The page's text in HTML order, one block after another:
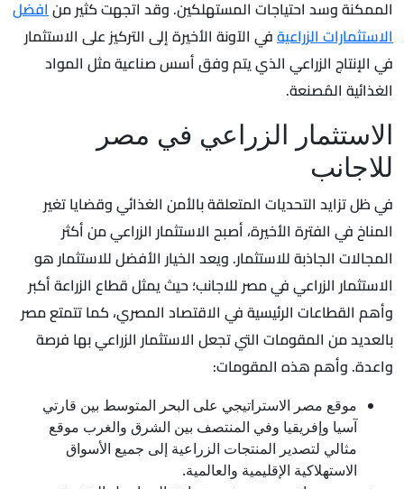
الممكنة وسد احتياجات المستهلكين. وقد اتجهت كثير منافضل
الاستثمارات الزراعيةفي الآونة الأخيرة إلى التركيز على الاستثمار
في الإنتاج الزراعي الذي يتم وفق أسس صناعية مثل المواد
الغذائية المُصنعة.
الاستثمار الزراعي في مصر
للاجانب
في ظل تزايد التحديات المتعلقة بالأمن الغذائي وقضايا تغير
المناخ في الفترة الأخيرة، أصبح الاستثمار الزراعي من أكثر
المجالات الجاذبة للاستثمار. ويعد الخيار الأفضل للاستثمار هو
الاستثمار الزراعي في مصر للاجانب؛ حيث يمثل قطاع الزراعة أكبر
وأهم القطاعات الرئيسية في الاقتصاد المصري، كما تتمتع مصر
بالعديد من المقومات التي تجعل الاستثمار الزراعي بها فرصة
واعدة. وأهم هذه المقومات:
موقع مصر الاستراتيجي على البحر المتوسط بين قارتي
آسيا وإفريقيا وفي المنتصف بين الشرق والغرب موقع
مثالي لتصدير المنتجات الزراعية إلى جميع الأسواق
الاستهلاكية الإقليمية والعالمية.